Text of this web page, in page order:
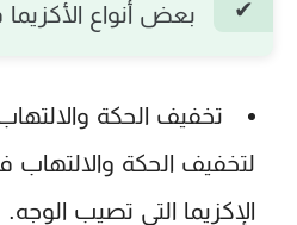
بعض أنواع
تخفيف الحكة
لتخفيف الحكة
الإكزيما التي تصيب الوجه.